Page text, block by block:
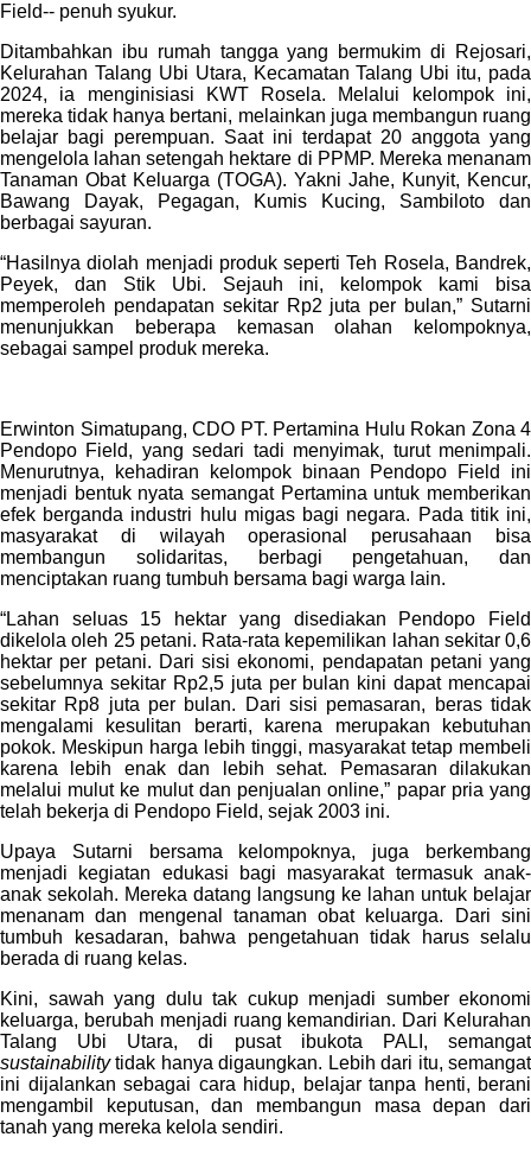
Field-- penuh syukur.
Ditambahkan ibu rumah tangga yang bermukim di Rejosari,
Kelurahan Talang Ubi Utara, Kecamatan Talang Ubi itu, pada
2024, ia menginisiasi KWT Rosela. Melalui kelompok ini,
mereka tidak hanya bertani, melainkan juga membangun ruang
belajar bagi perempuan. Saat ini terdapat 20 anggota yang
mengelola lahan setengah hektare di PPMP. Mereka menanam
Tanaman Obat Keluarga (TOGA). Yakni Jahe, Kunyit, Kencur,
Bawang Dayak, Pegagan, Kumis Kucing, Sambiloto dan
berbagai sayuran.
“Hasilnya diolah menjadi produk seperti Teh Rosela, Bandrek,
Peyek, dan Stik Ubi. Sejauh ini, kelompok kami bisa
memperoleh pendapatan sekitar Rp2 juta per bulan,” Sutarni
menunjukkan beberapa kemasan olahan kelompoknya,
sebagai sampel produk mereka.
Erwinton Simatupang, CDO PT. Pertamina Hulu Rokan Zona 4
Pendopo Field, yang sedari tadi menyimak, turut menimpali.
Menurutnya, kehadiran kelompok binaan Pendopo Field ini
menjadi bentuk nyata semangat Pertamina untuk memberikan
efek berganda industri hulu migas bagi negara. Pada titik ini,
masyarakat di wilayah operasional perusahaan bisa
membangun solidaritas, berbagi pengetahuan, dan
menciptakan ruang tumbuh bersama bagi warga lain.
“Lahan seluas 15 hektar yang disediakan Pendopo Field
dikelola oleh 25 petani. Rata-rata kepemilikan lahan sekitar 0,6
hektar per petani. Dari sisi ekonomi, pendapatan petani yang
sebelumnya sekitar Rp2,5 juta per bulan kini dapat mencapai
sekitar Rp8 juta per bulan. Dari sisi pemasaran, beras tidak
mengalami kesulitan berarti, karena merupakan kebutuhan
pokok. Meskipun harga lebih tinggi, masyarakat tetap membeli
karena lebih enak dan lebih sehat. Pemasaran dilakukan
melalui mulut ke mulut dan penjualan online,” papar pria yang
telah bekerja di Pendopo Field, sejak 2003 ini.
Upaya Sutarni bersama kelompoknya, juga berkembang
menjadi kegiatan edukasi bagi masyarakat termasuk anak-
anak sekolah. Mereka datang langsung ke lahan untuk belajar
menanam dan mengenal tanaman obat keluarga. Dari sini
tumbuh kesadaran, bahwa pengetahuan tidak harus selalu
berada di ruang kelas.
Kini, sawah yang dulu tak cukup menjadi sumber ekonomi
keluarga, berubah menjadi ruang kemandirian. Dari Kelurahan
Talang Ubi Utara, di pusat ibukota PALI, semangat
sustainabilitytidak hanya digaungkan. Lebih dari itu, semangat
ini dijalankan sebagai cara hidup, belajar tanpa henti, berani
mengambil keputusan, dan membangun masa depan dari
tanah yang mereka kelola sendiri.